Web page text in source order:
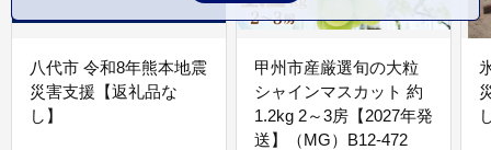
八代市 令和8年熊本地震
災害支援【返礼品な
し】
甲州市産厳選旬の大粒
シャインマスカット 約
1.2kg 2～3房【2027年発
送】（MG）B12-472